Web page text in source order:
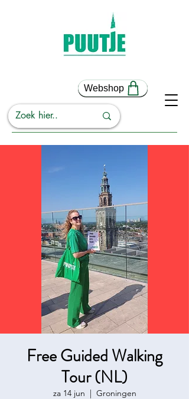
Webshop
Free Guided Walking
Tour (NL)
za 14 jun
  |
Groningen